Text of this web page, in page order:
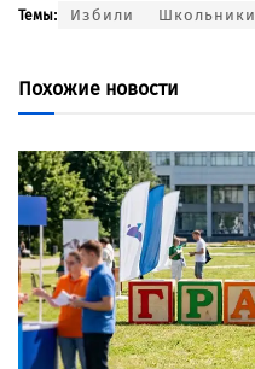
Темы: Избили Школьники
Похожие новости